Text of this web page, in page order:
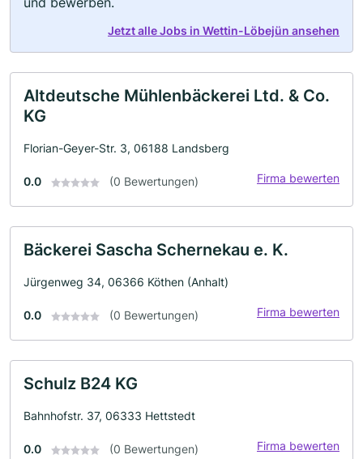
Jetzt alle Jobs in Wettin-Löbejün ansehen
Altdeutsche Mühlenbäckerei Ltd. & Co.
KG
Florian-Geyer-Str. 3, 06188 Landsberg
0.0 (0 Bewertungen) Firma bewerten
Bäckerei Sascha Schernekau e. K.
Jürgenweg 34, 06366 Köthen (Anhalt)
0.0 (0 Bewertungen) Firma bewerten
Schulz B24 KG
Bahnhofstr. 37, 06333 Hettstedt
0.0 (0 Bewertungen) Firma bewerten